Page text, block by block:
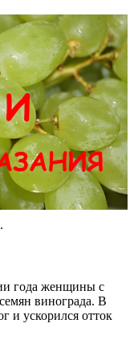
года женщины с
винограда. В
и ускорился отток